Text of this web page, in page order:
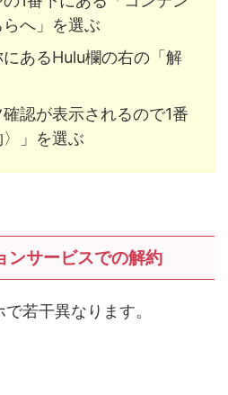
へ」を選ぶ
あるHulu欄の右の「解
認が表示されるので1番
」を選ぶ
サービスでの解約
若干異なります。